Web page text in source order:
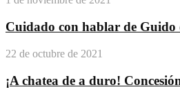
Cuidado con hablar de Guido
22 de octubre de 2021
¡A chatea de a duro!